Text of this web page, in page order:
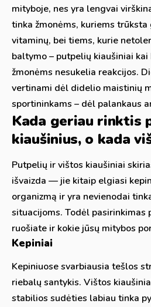
mityboje, nes yra lengvai
tinka žmonėms, kuriems
vitaminų, bei tiems, kurie
baltymo – putpelių kiaušiniai
žmonėms nesukelia reakcijos.
vertinami dėl didelio maistinių
sportininkams – dėl palankaus
Kada geriau rinktis
kiaušinius, o kada
Putpelių ir vištos kiaušiniai
išvaizda — jie kitaip elgiasi
organizmą ir yra nevienodai
situacijoms. Todėl pasirinkimas
ruošiate ir kokie jūsų mitybos
Kepiniai
Kepiniuose svarbiausia tešlos
riebalų santykis. Vištos
stabilios sudėties labiau tinka